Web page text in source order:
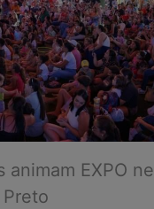
animam EXPO